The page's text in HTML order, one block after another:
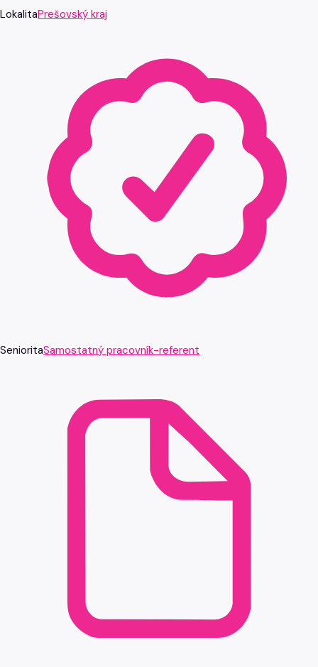
LokalitaPrešovský kraj
SenioritaSamostatný pracovník-referent